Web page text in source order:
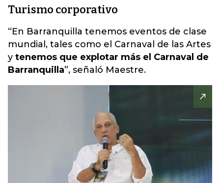
Turismo corporativo
“En Barranquilla tenemos eventos de clase
mundial, tales como el Carnaval de las Artes
y tenemos que explotar más el Carnaval de
Barranquilla”, señaló Maestre.